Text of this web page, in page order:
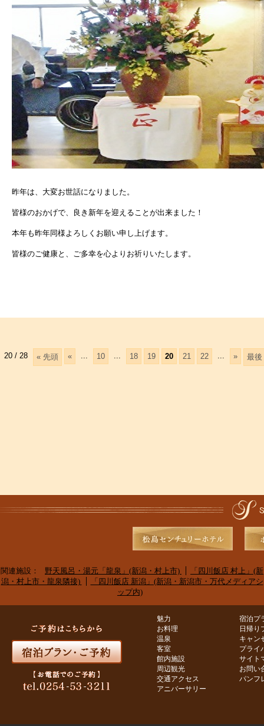
昨年は、大変お世話になりました。
皆様のおかげで、良き新年を迎えることが出来ました！
本年も昨年同様よろしくお願い申し上げます。
皆様のご健康と、ご多幸を心よりお祈りいたします。
20 / 28 « 先頭 « ... 10 ... 18 19 20 21 22 ... » 最後
関連施設： 野天風呂・湯元「龍泉」(新潟・村上市)
「四川飯店 村上」(新
潟・村上市・龍泉隣接)
「四川飯店 新潟」(新潟・新潟市・万代メディアシ
ップ内)
魅力
お料理
温泉
客室
館内施設
周辺観光
交通アクセス
アニバーサリー
宿泊プ
日帰り
キャン
プライ
サイト
お問い
パンフ